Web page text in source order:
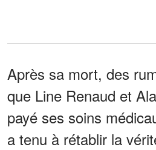
Après sa mort, des
que Line Renaud et
payé ses soins
a tenu à rétablir la